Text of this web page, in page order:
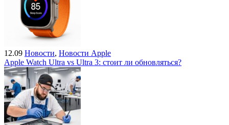
12.09 Новости, Новости Apple
Apple Watch Ultra vs Ultra 3: стоит ли обновляться?